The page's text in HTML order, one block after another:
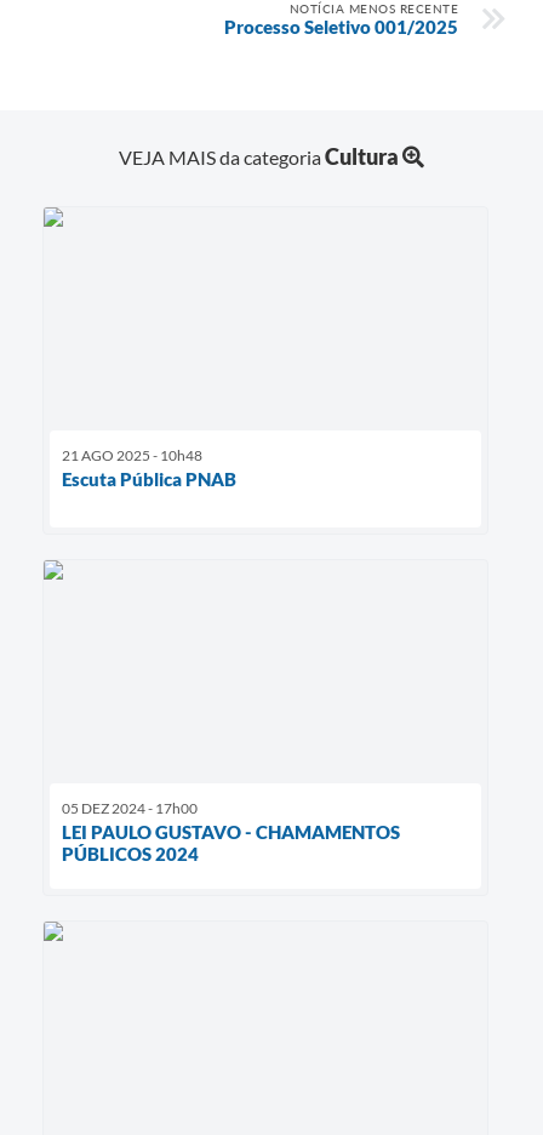
NOTÍCIA MENOS RECENTE
Processo Seletivo 001/2025
VEJA MAIS da categoriaCultura
21 AGO 2025 - 10h48
Escuta Pública PNAB
05 DEZ 2024 - 17h00
LEI PAULO GUSTAVO - CHAMAMENTOS
PÚBLICOS 2024